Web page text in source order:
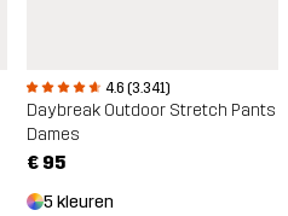
4.6 (3.341)
Daybreak Outdoor Stretch Pants
Dames
€ 95
5 kleuren